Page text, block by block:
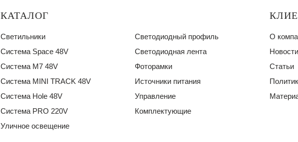
КАТАЛОГ
Светильники
Система Space 48V
Система M7 48V
Система MINI TRACK 48V
Система Hole 48V
Система PRO 220V
Уличное освещение
Светодиодный профиль
Светодиодная лента
Фоторамки
Источники питания
Управление
Комплектующие
О
Статьи